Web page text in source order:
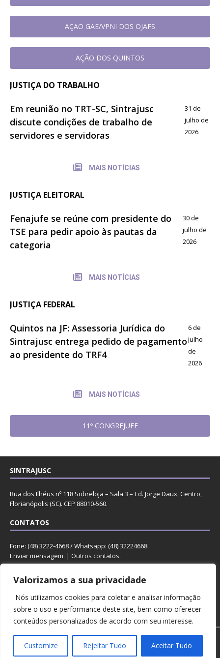
Valorizamos a sua privacidade
Nós utilizamos cookies para coletar e analisar informação
sobre o uso e performance deste site, bem como oferecer
conteúdos personalizados de acordo com seu interesse.
Customize Rejeitar Tudo Aceitar Tudo
AÇAO GAE/VPNI DOS OJAFS
AÇÃO DOS QUINTOS
JUSTIÇA DO TRABALHO
Em reunião no TRT-SC, Sintrajusc
discute condições de trabalho de
servidores e servidoras
31 de
julho de
2026
MAIS NOTÍCIAS
JUSTIÇA ELEITORAL
Fenajufe se reúne com presidente do
TSE para pedir apoio às pautas da
categoria
30 de
julho de
2026
MAIS NOTÍCIAS
JUSTIÇA FEDERAL
Quintos na JF: Assessoria Jurídica do
Sintrajusc entrega pedido de pagamento
ao presidente do TRF4
6 de
julho
de
2026
MAIS NOTÍCIAS
11º CONGREJUFE
SINTRAJUSC
Rua dos Ilhéus nº 118 Sobreloja – Sala 3 – Ed. Jorge Daux, Centro,
Florianópolis (SC). CEP 88010-560.
CONTATOS
Fone: (48) 3222-4668 / Whatsapp: (48) 32224668.
Enviar mensagem. | Outros contatos.
REDES
Copyright © 2023 Sintrajusc.